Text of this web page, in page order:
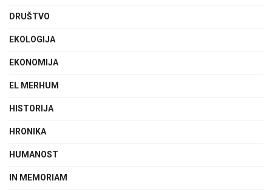
DRUŠTVO
EKOLOGIJA
EKONOMIJA
EL MERHUM
HISTORIJA
HRONIKA
HUMANOST
IN MEMORIAM